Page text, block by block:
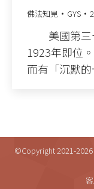
佛法知見 GYS
美國第三
1923年即位
而有「沉默
©Copyright 2021-